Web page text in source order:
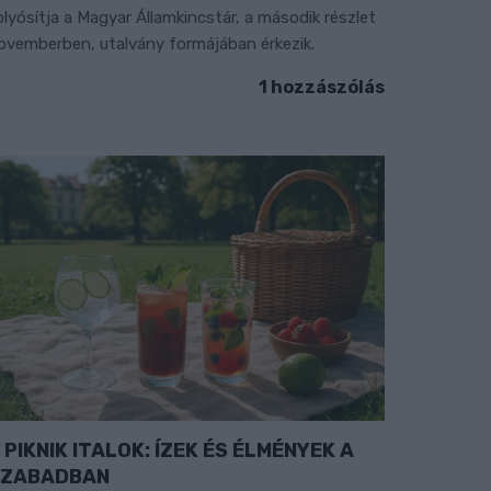
a Magyar Államkincstár, a második részlet
utalvány formájában érkezik.
1 hozzászólás
PIKNIK ITALOK: ÍZEK ÉS ÉLMÉNYEK A